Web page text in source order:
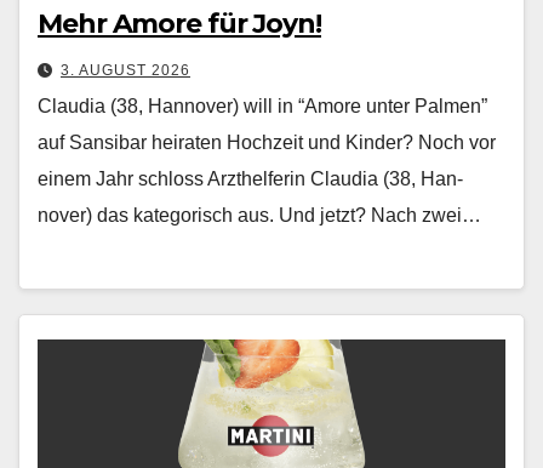
Mehr Amore für Joyn!
3. AUGUST 2026
Claudia (38, Hannover) will in “Amore unter Palmen”
auf Sansibar heiraten Hochzeit und Kinder? Noch vor
einem Jahr schloss Arzthelferin Clau­dia (38, Han­
nover) das kat­e­gorisch aus. Und jet­zt? Nach zwei…